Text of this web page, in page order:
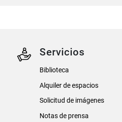
Servicios
Biblioteca
Alquiler de espacios
Solicitud de imágenes
Notas de prensa